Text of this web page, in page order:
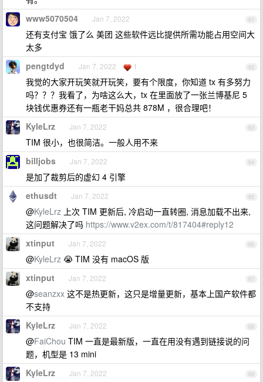
61
www5070504 Jan 7, 2022
还有支付宝 饿了么 美团 这些软件远比提供所需功能占用空间大
太多
62
pengtdyd Jan 7, 2022 1
我觉的大家开玩笑就开玩笑，要有个限度，你知道 tx 有多努力
吗？？？我看了，为啥这么大，tx 在里面放了一张兰博基尼 5
块钱优惠券还有一瓶老干妈总共 878M ，很合理吧！
63
KyleLrz Jan 7, 2022
TIM 很小，也很简洁。一般人用不来
64
billjobs Jan 7, 2022
是加了裁剪后的虚幻 4 引擎
65
ethusdt Jan 7, 2022
@KyleLrz 上次 TIM 更新后, 冷启动一直转圈, 消息加载不出来,
这问题解决了吗 https://www.v2ex.com/t/817404#reply12
66
xtinput Jan 7, 2022
@KyleLrz 😭 TIM 没有 macOS 版
67
xtinput Jan 7, 2022
@seanzxx 这不是热更新，这只是增量更新，基本上国产软件都
不支持
68
KyleLrz Jan 7, 2022
@FaiChou TIM 一直是最新版，一直在用没有遇到链接说的问
题，机型是 13 mini
69
KyleLrz Jan 7, 2022